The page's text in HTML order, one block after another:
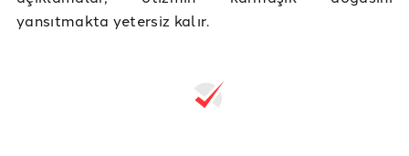
yansıtmakta yetersiz kalır.